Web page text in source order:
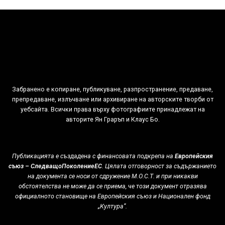
Забранено е копиране, публикуване, разпространение, предаване,
препредаване, излъчване или архивиране на авторските творби от
уебсайта. Всички права върху фотографиите принадлежат на
авторитe Ян Граръп и Клаус Бо.
Публикацията е създадена с финансовата подкрепа на Европейския
съюз – СледващоПоколениеЕС. Цялата отговорност за съдържанието
на документа се носи от сдружение М.О.С.Т. и при никакви
обстоятелства не може да се приема, че този документ отразява
официалното становище на Европейския съюз и Национален фонд
„Култура”.